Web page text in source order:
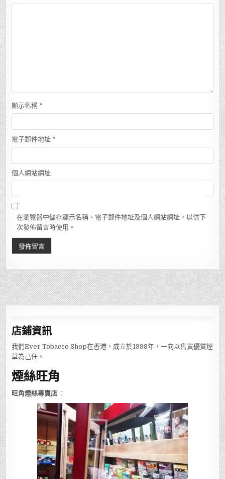
顯示名稱 *
電子郵件地址 *
個人網站網址
在瀏覽器中儲存顯示名稱、電子郵件地址及個人網站網址，以供下
次發佈留言時使用。
店鋪資訊
我們Ever Tobacco Shop在香港，成立於1998年，一向以售買優質煙
草為己任。
煙絲旺角
旺角煙絲專賣店 ：